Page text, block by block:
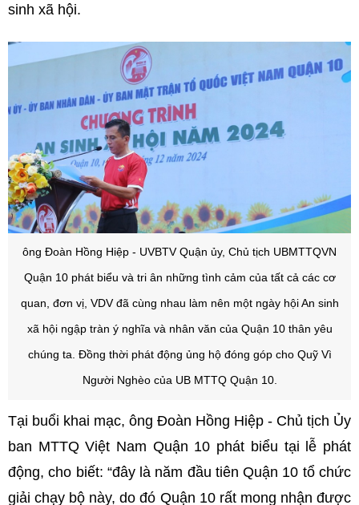
sinh xã hội.
ông Đoàn Hồng Hiệp - UVBTV Quận ủy, Chủ tịch UBMTTQVN
Quận 10 phát biểu và tri ân những tình cảm của tất cả các cơ
quan, đơn vị, VDV đã cùng nhau làm nên một ngày hội An sinh
xã hội ngập tràn ý nghĩa và nhân văn của Quận 10 thân yêu
chúng ta. Đồng thời phát động ủng hộ đóng góp cho Quỹ Vì
Người Nghèo của UB MTTQ Quận 10.
Tại buổi khai mạc, ông Đoàn Hồng Hiệp - Chủ tịch Ủy
ban MTTQ Việt Nam Quận 10 phát biểu tại lễ phát
động, cho biết: “đây là năm đầu tiên Quận 10 tổ chức
giải chạy bộ này, do đó Quận 10 rất mong nhận được